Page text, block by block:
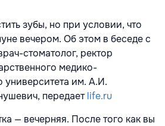
зубы, но при условии, что
вечером. Об этом в беседе с
стоматолог, ректор
медико-
университета им. А.И.
передаетlife.ru
— вечерняя. После того как вы